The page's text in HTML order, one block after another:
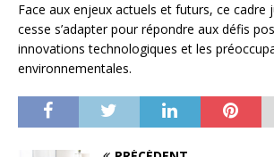
Face aux enjeux actuels et futurs, ce cadre
cesse s’adapter pour répondre aux défis
innovations technologiques et les
environnementales.